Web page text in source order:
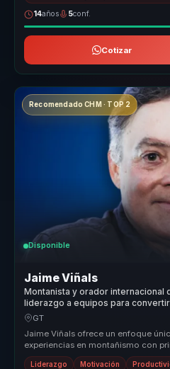
14años 5conf.
Cotizar
Recomendado CHM · TOP 2
Disponible
Jaime Viñals
Montanista y orador internacional
liderazgo a equipos para
y rendimiento.
GT
Jaime Viñals ofrece un enfoque
experiencias en montañismo con
resiliencia. Su metodología...
Liderazgo Motivación